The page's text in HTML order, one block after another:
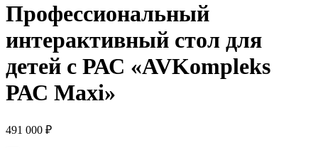
Профессиональный
интерактивный стол для
детей с РАС «AVKompleks
РАС Maxi»
491 000 ₽